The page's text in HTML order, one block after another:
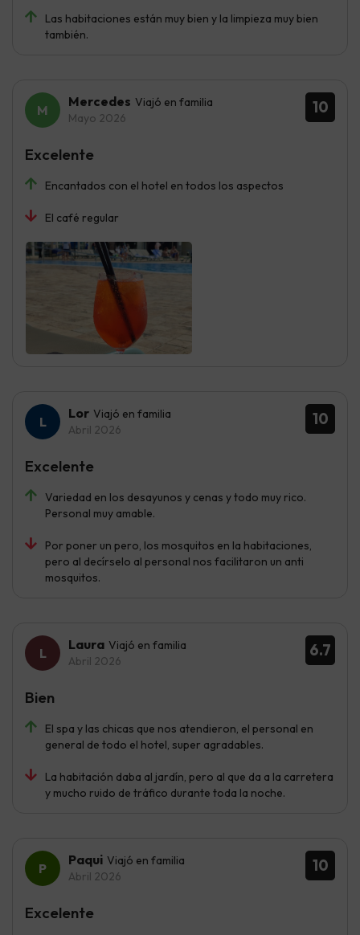
Las habitaciones están muy bien y la limpieza muy bien
también.
10
Mercedes Viajó en familia
Mayo 2026
Encantados con el hotel en todos los aspectos
El café regular
Excelente
10
Lor Viajó en familia
Abril 2026
Variedad en los desayunos y cenas y todo muy rico.
Personal muy amable.
Por poner un pero, los mosquitos en la habitaciones,
pero al decírselo al personal nos facilitaron un anti
mosquitos.
Excelente
6.7
Laura Viajó en familia
Abril 2026
El spa y las chicas que nos atendieron, el personal en
general de todo el hotel, super agradables.
La habitación daba al jardín, pero al que da a la carretera
y mucho ruido de tráfico durante toda la noche.
Bien
10
Paqui Viajó en familia
Abril 2026
Excelente